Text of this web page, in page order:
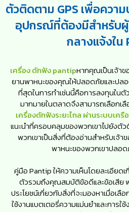
ตัวติดตาม GPS เพื่อคว
อุปกรณ์ที่ต้องมีสำหรับ
กลางแจ้งใน
เครื่อง ดักฟัง pantipหากคุณเป็นเจ้า
ยานพาหนะของคุณให้ปลอดภัยและปล
ที่สุดในการทำเช่นนี้คือการลงทุนใน
มากมายในตลาดจึงสามารถเลือกเ
เครื่องดักฟังระยะไกล ผ่านระบบเค
แนะนำที่ครอบคลุมของพวกเขาไปยังตั
พวกเขาเป็นสิ่งที่ต้องอ่านสำหรับเจ้
พาหนะของพวกเขาปลอ
คู่มือ Pantip ให้ความเห็นโดยละเอียด
ตัวรวมถึงคุณสมบัติข้อดีและข้อเสีย พ
ประโยชน์เกี่ยวกับสิ่งที่จะมองหาเมื่อเลื
ใช้งานแบตเตอรี่ความแม่นยำและการใ